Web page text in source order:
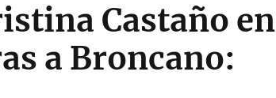
Castaño en
a Broncano: